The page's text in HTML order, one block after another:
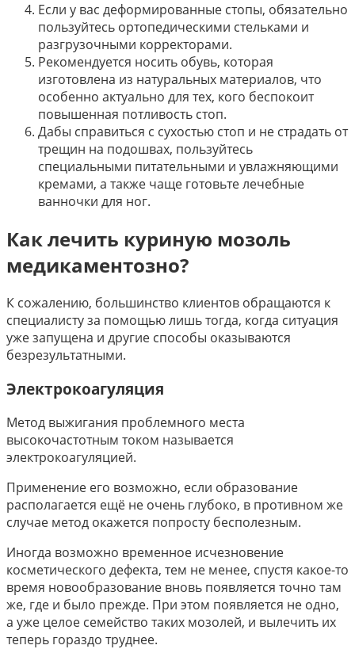
Если у вас деформированные стопы, обязательно
пользуйтесь ортопедическими стельками и
разгрузочными корректорами.
Рекомендуется носить обувь, которая
изготовлена из натуральных материалов, что
особенно актуально для тех, кого беспокоит
повышенная потливость стоп.
Дабы справиться с сухостью стоп и не страдать от
трещин на подошвах, пользуйтесь
специальными питательными и увлажняющими
кремами, а также чаще готовьте лечебные
ванночки для ног.
Как лечить куриную мозоль
медикаментозно?
К сожалению, большинство клиентов обращаются к
специалисту за помощью лишь тогда, когда ситуация
уже запущена и другие способы оказываются
безрезультатными.
Электрокоагуляция
Метод выжигания проблемного места
высокочастотным током называется
электрокоагуляцией.
Применение его возможно, если образование
располагается ещё не очень глубоко, в противном же
случае метод окажется попросту бесполезным.
Иногда возможно временное исчезновение
косметического дефекта, тем не менее, спустя какое-то
время новообразование вновь появляется точно там
же, где и было прежде. При этом появляется не одно,
а уже целое семейство таких мозолей, и вылечить их
теперь гораздо труднее.